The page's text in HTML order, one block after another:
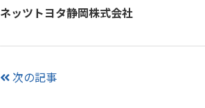
ネッツトヨタ静岡株式会社
次の記事